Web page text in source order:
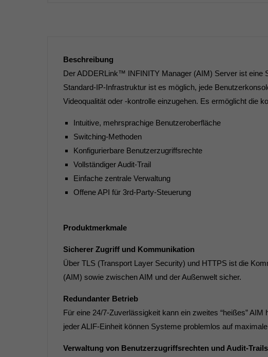
Beschreibung
Der ADDERLink™ INFINITY Manager (AIM) Server ist eine
Standard-IP-Infrastruktur ist es möglich, jede
Videoqualität oder -kontrolle einzugehen. Es ermöglicht die
Intuitive, mehrsprachige Benutzeroberfläche
Switching-Methoden
Konfigurierbare Benutzerzugriffsrechte
Vollständiger Audit-Trail
Einfache zentrale Verwaltung
Offene API für 3rd-Party-Steuerung
Produktmerkmale
Sicherer Zugriff und Kommunikation
Über TLS (Transport Layer Security) und HTTPS ist die
(AIM) sowie zwischen AIM und der Außenwelt sicher.
Redundanter Betrieb
Für eine 24/7-Zuverlässigkeit kann ein zweites “heißes”
jeder ALIF-Einheit können Systeme problemlos auf
Verwaltung von Benutzerzugriffsrechten und Audit-Trails